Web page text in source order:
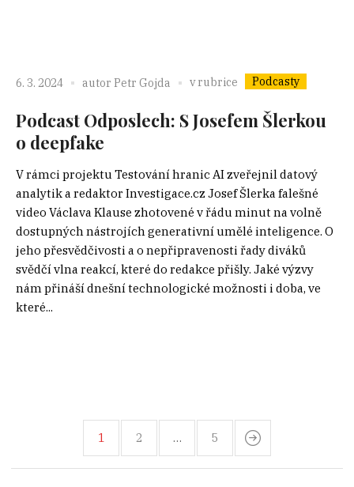
6. 3. 2024 autor Petr Gojda v rubrice Podcasty
Podcast Odposlech: S Josefem Šlerkou
o deepfake
V rámci projektu Testování hranic AI zveřejnil datový
analytik a redaktor Investigace.cz Josef Šlerka falešné
video Václava Klause zhotovené v řádu minut na volně
dostupných nástrojích generativní umělé inteligence. O
jeho přesvědčivosti a o nepřipravenosti řady diváků
svědčí vlna reakcí, které do redakce přišly. Jaké výzvy
nám přináší dnešní technologické možnosti i doba, ve
které...
1 2 … 5